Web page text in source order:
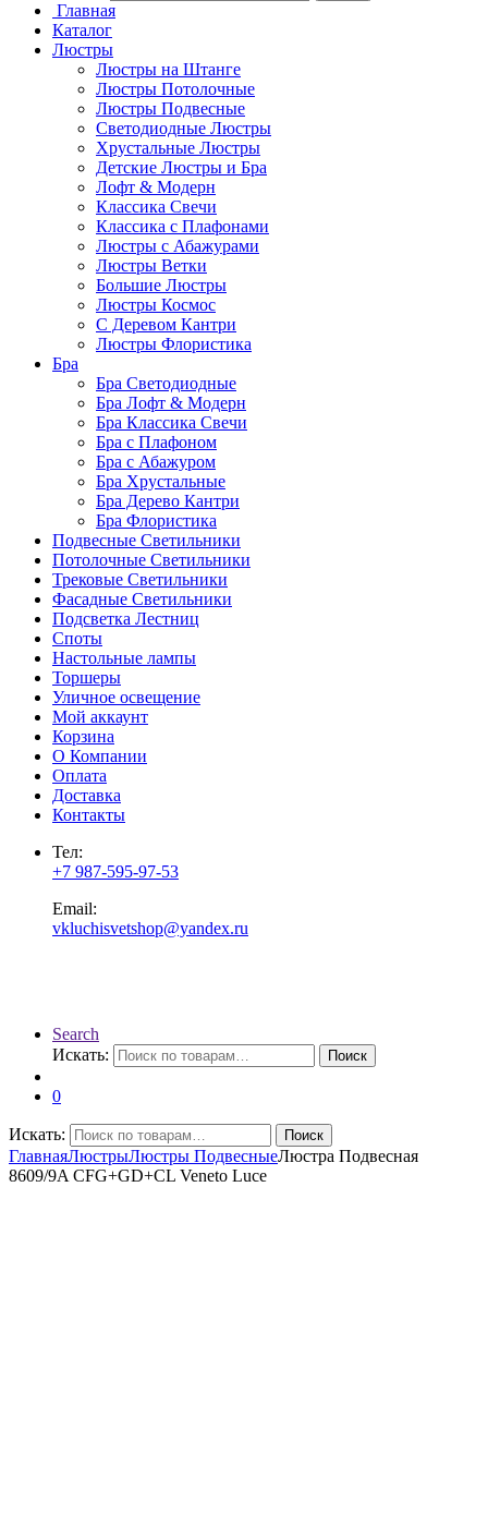
Главная
Каталог
Люстры
Люстры на Штанге
Люстры Потолочные
Люстры Подвесные
Светодиодные Люстры
Хрустальные Люстры
Детские Люстры и Бра
Лофт & Модерн
Классика Свечи
Классика с Плафонами
Люстры с Абажурами
Люстры Ветки
Большие Люстры
Люстры Космос
С Деревом Кантри
Люстры Флористика
Бра
Бра Светодиодные
Бра Лофт & Модерн
Бра Классика Свечи
Бра с Плафоном
Бра с Абажуром
Бра Хрустальные
Бра Дерево Кантри
Бра Флористика
Подвесные Светильники
Потолочные Светильники
Трековые Светильники
Фасадные Светильники
Подсветка Лестниц
Споты
Настольные лампы
Торшеры
Уличное освещение
Мой аккаунт
Корзина
О Компании
Оплата
Доставка
Контакты
Тел:
+7 987-595-97-53
Email:
vkluchisvetshop@yandex.ru
Search
Искать:
Поиск
0
Искать: Поиск
ГлавнаяЛюстрыЛюстры ПодвесныеЛюстра Подвесная
8609/9A CFG+GD+CL Veneto Luce